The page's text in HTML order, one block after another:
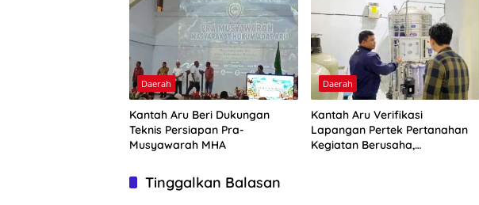
Daerah
Kantah Aru Beri Dukungan
Teknis Persiapan Pra-
Musyawarah MHA
Daerah
Kantah Aru Verifikasi
Lapangan Pertek Pertanahan
Kegiatan Berusaha,
Tinggalkan Balasan